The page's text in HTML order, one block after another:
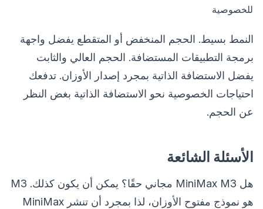
للخصوصية
النمط بسيط. الحجم المنخفض أو المتقطع يفضل واجهة
برمجة التطبيقات المستضافة. الحجم العالي والثابت
يفضل الاستضافة الذاتية بمجرد إصدار الأوزان. تدفعك
احتياجات الخصوصية نحو الاستضافة الذاتية بغض النظر
عن الحجم.
الأسئلة الشائعة
هل MiniMax M3 مجاني حقًا؟ يمكن أن يكون كذلك. M3
هو نموذج مفتوح الأوزان، لذا بمجرد أن تنشر MiniMax